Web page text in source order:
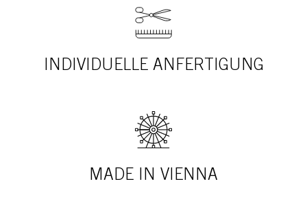
INDIVIDUELLE ANFERTIGUNG
MADE IN VIENNA